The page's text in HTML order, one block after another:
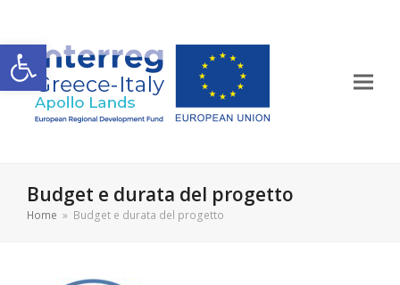
Apri la barra degli strumenti
Budget e durata del progetto
Home » Budget e durata del progetto